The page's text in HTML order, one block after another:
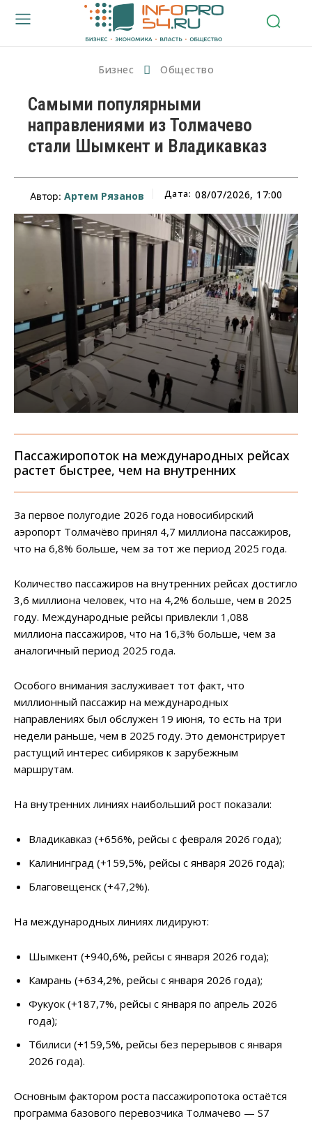
Бизнес Общество
Самыми популярными
направлениями из Толмачево
стали Шымкент и Владикавказ
Автор: Артем Рязанов Дата: 08/07/2026, 17:00
Пассажиропоток на международных рейсах
растет быстрее, чем на внутренних
За первое полугодие 2026 года новосибирский
аэропорт Толмачёво принял 4,7 миллиона пассажиров,
что на 6,8% больше, чем за тот же период 2025 года.
Количество пассажиров на внутренних рейсах достигло
3,6 миллиона человек, что на 4,2% больше, чем в 2025
году. Международные рейсы привлекли 1,088
миллиона пассажиров, что на 16,3% больше, чем за
аналогичный период 2025 года.
Особого внимания заслуживает тот факт, что
миллионный пассажир на международных
направлениях был обслужен 19 июня, то есть на три
недели раньше, чем в 2025 году. Это демонстрирует
растущий интерес сибиряков к зарубежным
маршрутам.
На внутренних линиях наибольший рост показали:
Владикавказ (+656%, рейсы с февраля 2026 года);
Калининград (+159,5%, рейсы с января 2026 года);
Благовещенск (+47,2%).
На международных линиях лидируют:
Шымкент (+940,6%, рейсы с января 2026 года);
Камрань (+634,2%, рейсы с января 2026 года);
Фукуок (+187,7%, рейсы с января по апрель 2026
года);
Тбилиси (+159,5%, рейсы без перерывов с января
2026 года).
Основным фактором роста пассажиропотока остаётся
программа базового перевозчика Толмачево — S7